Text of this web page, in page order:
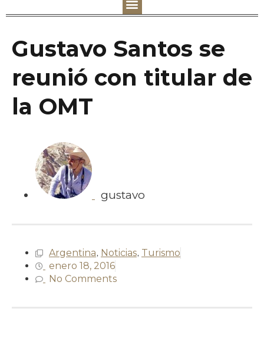
Gustavo Santos se
reunió con titular de
la OMT
gustavo
Argentina, Noticias, Turismo
enero 18, 2016
No Comments